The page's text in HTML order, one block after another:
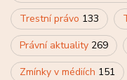
Trestní právo 133
Právní aktuality 269
Zmínky v médiích 151